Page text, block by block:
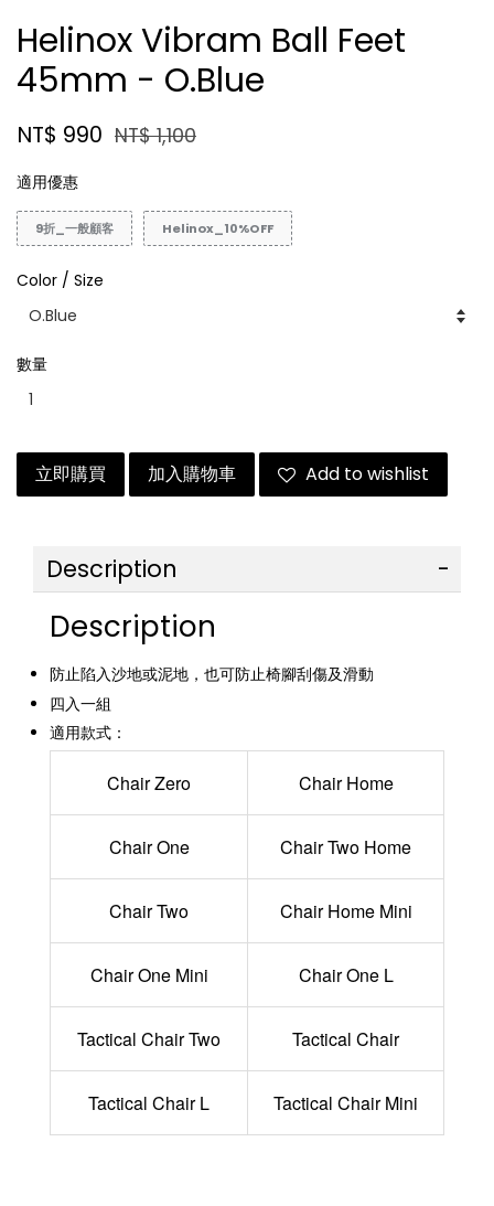
Helinox Vibram Ball Feet
45mm - O.Blue
NT$ 990 NT$ 1,100
適用優惠
9折_一般顧客 Helinox_10%OFF
Color / Size
數量
立即購買 加入購物車 Add to wishlist
Description
Description
防止陷入沙地或泥地，也可防止椅腳刮傷及滑動
四入一組
適用款式：
Chair Zero Chair Home
Chair One Chair Two Home
Chair Two Chair Home Mini
Chair One Mini Chair One L
Tactical Chair Two Tactical Chair
Tactical Chair L Tactical Chair Mini